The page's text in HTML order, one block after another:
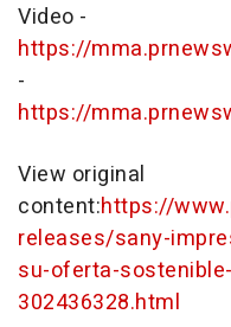
Video -
https://
-
https://
View original
content:https://
releases/sany-
su-oferta-
302436328.html